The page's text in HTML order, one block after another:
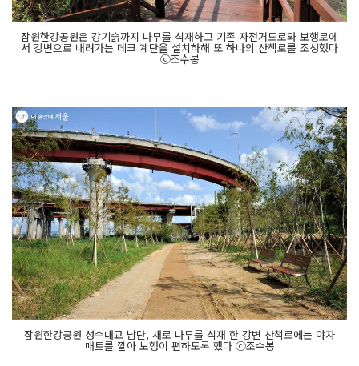
잠원한강공원은 강기슭까지 나무를 식재하고 기존 자전거도로와 보행로에
서 강변으로 내려가는 데크 계단을 설치하해 또 하나의 산책로를 조성했다
ⓒ조수봉
잠원한강공원 성수대교 남단, 새로 나무를 식재 한 강변 산책로에는 야자
매트를 깔아 보행이 편하도록 했다 ⓒ조수봉